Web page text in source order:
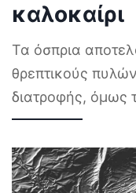
καλοκαίρι
Τα όσπρια
θρεπτικούς
διατροφής, όμως